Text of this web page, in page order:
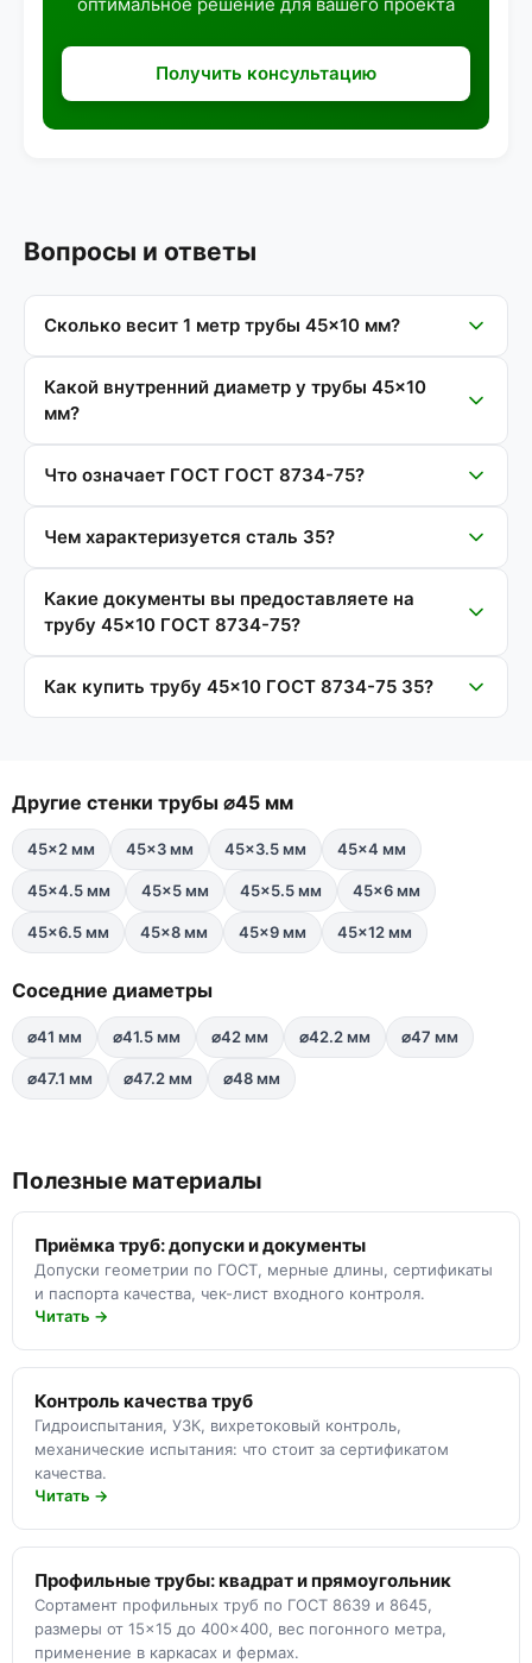
Получить консультацию
Вопросы и ответы
Сколько весит 1 метр трубы 45×10 мм?
Какой внутренний диаметр у трубы 45×10
мм?
Что означает ГОСТ ГОСТ 8734-75?
Чем характеризуется сталь 35?
Какие документы вы предоставляете на
трубу 45×10 ГОСТ 8734-75?
Как купить трубу 45×10 ГОСТ 8734-75 35?
Другие стенки трубы ⌀45 мм
45×2 мм 45×3 мм 45×3.5 мм 45×4 мм
45×4.5 мм 45×5 мм 45×5.5 мм 45×6 мм
45×6.5 мм 45×8 мм 45×9 мм 45×12 мм
Соседние диаметры
⌀41 мм ⌀41.5 мм ⌀42 мм ⌀42.2 мм ⌀47 мм
⌀47.1 мм ⌀47.2 мм ⌀48 мм
Полезные материалы
Приёмка труб: допуски и документы
Допуски геометрии по ГОСТ, мерные длины, сертификаты
и паспорта качества, чек-лист входного контроля.
Читать →
Контроль качества труб
Гидроиспытания, УЗК, вихретоковый контроль,
механические испытания: что стоит за сертификатом
качества.
Читать →
Профильные трубы: квадрат и прямоугольник
Сортамент профильных труб по ГОСТ 8639 и 8645,
размеры от 15×15 до 400×400, вес погонного метра,
применение в каркасах и фермах.